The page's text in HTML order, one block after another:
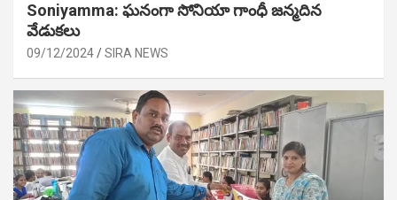
Soniyamma: ఘ‌నంగా సోనియా గాంధీ జ‌న్మ‌దిన
వేడుక‌లు
09/12/2024 SIRA NEWS